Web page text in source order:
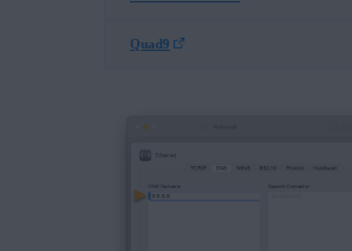
Cisco OpenDNS